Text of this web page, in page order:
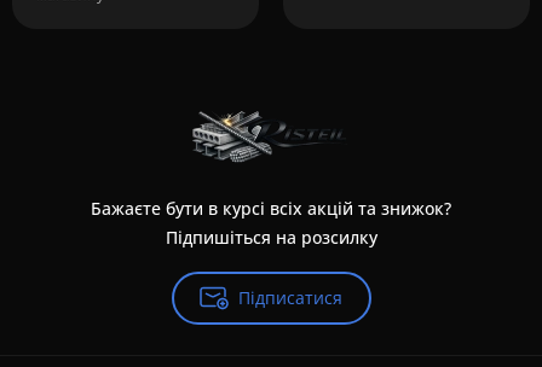
Бажаєте бути в курсі всіх акцій та знижок?
Підпишіться на розсилку
Підписатися